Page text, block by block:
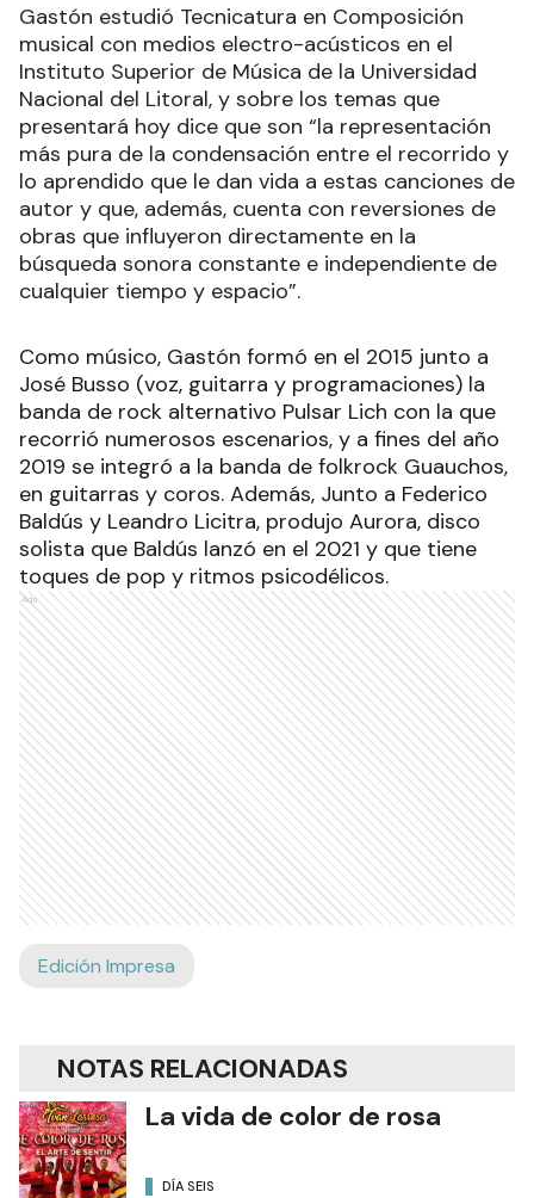
Gastón estudió Tecnicatura en Composición
musical con medios electro-acústicos en el
Instituto Superior de Música de la Universidad
Nacional del Litoral, y sobre los temas que
presentará hoy dice que son “la representación
más pura de la condensación entre el recorrido y
lo aprendido que le dan vida a estas canciones de
autor y que, además, cuenta con reversiones de
obras que influyeron directamente en la
búsqueda sonora constante e independiente de
cualquier tiempo y espacio”.
Como músico, Gastón formó en el 2015 junto a
José Busso (voz, guitarra y programaciones) la
banda de rock alternativo Pulsar Lich con la que
recorrió numerosos escenarios, y a fines del año
2019 se integró a la banda de folkrock Guauchos,
en guitarras y coros. Además, Junto a Federico
Baldús y Leandro Licitra, produjo Aurora, disco
solista que Baldús lanzó en el 2021 y que tiene
toques de pop y ritmos psicodélicos.
Ads
Edición Impresa
NOTAS RELACIONADAS
La vida de color de rosa
DÍA SEIS